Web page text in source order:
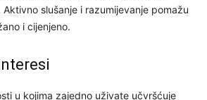
slušanje i razumijevanje pomažu
i cijenjeno.
u kojima zajedno uživate učvršćuje